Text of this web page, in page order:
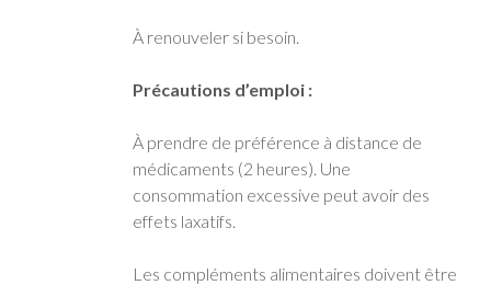
À renouveler si besoin.
Précautions d’emploi :
À prendre de préférence à distance de
médicaments (2 heures). Une
consommation excessive peut avoir des
effets laxatifs.
Les compléments alimentaires doivent être